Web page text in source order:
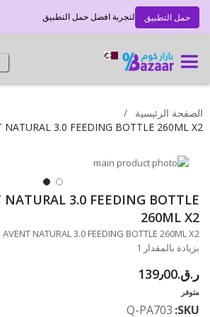
حمل التطبيق لتجربة افضل حمل التطبيق
الصفحة الرئيسية
NATURAL 3.0 FEEDING BOTTLE 260ML X2
انتقل
معرض
الصور
تخطي
إلى
بداية
معرض
الصور
NATURAL 3.0 FEEDING BOTTLE
260ML X2
بزيادة بالمقدار 1
ر.ق.‏139٫00
متوفر
SKU
Q-PA703